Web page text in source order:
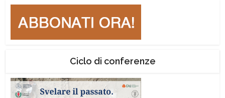
Ciclo di conferenze